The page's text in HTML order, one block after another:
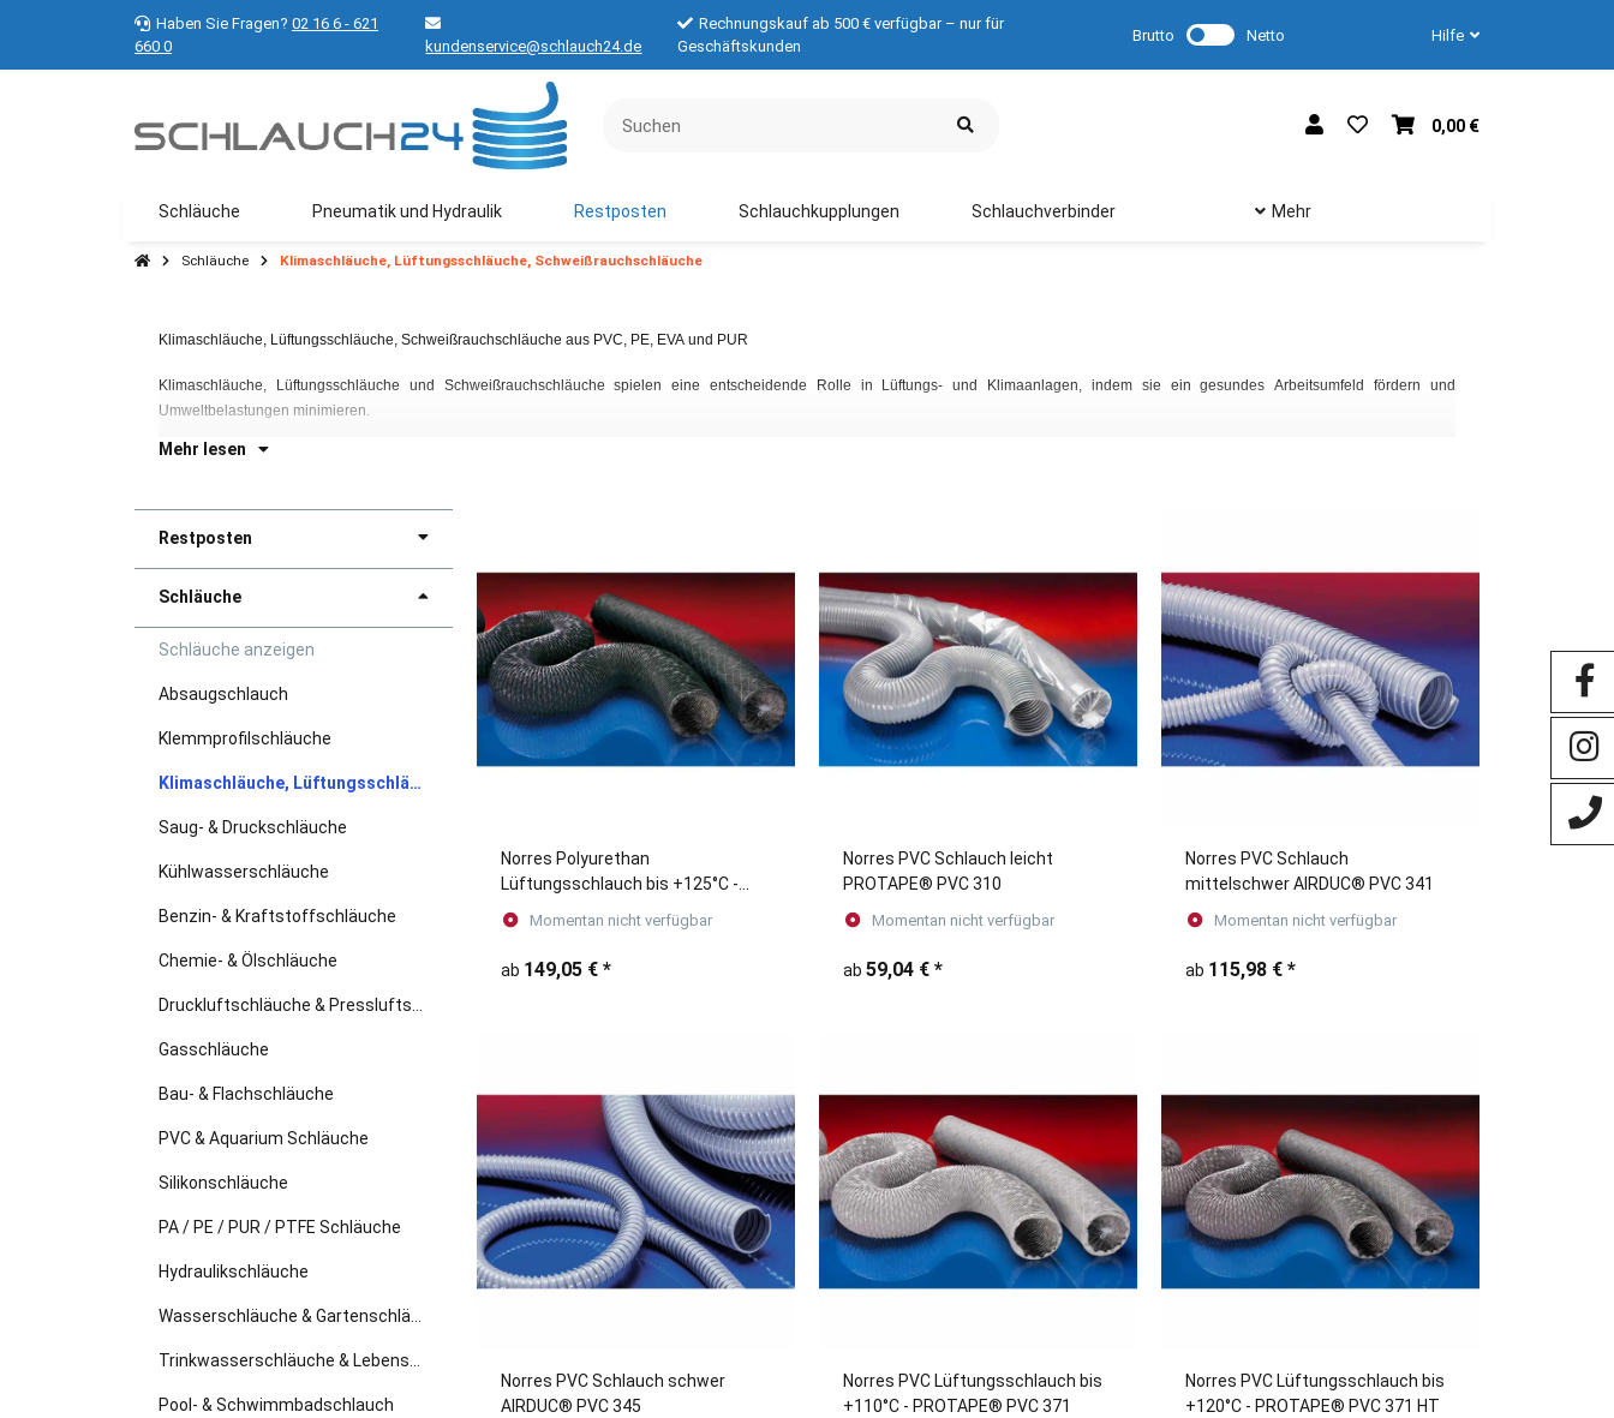
Haben Sie Fragen? 02 16 6 - 621
660 0
kundenservice@schlauch24.de
Rechnungskauf ab 500 € verfügbar – nur für
Geschäftskunden
Brutto Netto Hilfe
0,00 €
Schläuche Pneumatik und Hydraulik Restposten Schlauchkupplungen Schlauchverbinder Mehr
Schläuche Klimaschläuche, Lüftungsschläuche, Schweißrauchschläuche
Klimaschläuche, Lüftungsschläuche, Schweißrauchschläuche aus PVC, PE, EVA und PUR
Klimaschläuche, Lüftungsschläuche und Schweißrauchschläuche spielen eine entscheidende Rolle in Lüftungs- und Klimaanlagen, indem sie ein gesundes Arbeitsumfeld fördern und
Umweltbelastungen minimieren.
Mehr lesen
Restposten
Schläuche
Schläuche anzeigen
Absaugschlauch
Klemmprofilschläuche
Klimaschläuche, Lüftungsschläuche, Schweißrauchschläuche
Saug- & Druckschläuche
Kühlwasserschläuche
Benzin- & Kraftstoffschläuche
Chemie- & Ölschläuche
Gasschläuche
Bau- & Flachschläuche
PVC & Aquarium Schläuche
Silikonschläuche
PA / PE / PUR / PTFE Schläuche
Hydraulikschläuche
Pool- & Schwimmbadschlauch
Norres Polyurethan
Lüftungsschlauch bis +125°C -
PROTAPE® PUR 370
Momentan nicht verfügbar
ab 149,05 € *
Norres PVC Schlauch leicht
PROTAPE® PVC 310
Momentan nicht verfügbar
ab 59,04 € *
Norres PVC Schlauch
mittelschwer AIRDUC® PVC 341
Momentan nicht verfügbar
ab 115,98 € *
Norres PVC Schlauch schwer
AIRDUC® PVC 345
Norres PVC Lüftungsschlauch bis
+110°C - PROTAPE® PVC 371
Norres PVC Lüftungsschlauch bis
+120°C - PROTAPE® PVC 371 HT